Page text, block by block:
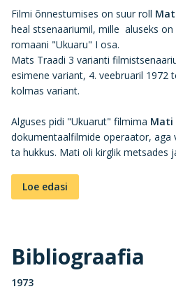
Filmi õnnestumises on suur roll
heal stsenaariumil, mille aluseks on
romaani "Ukuaru" I osa.
Mats Traadi 3 varianti
esimene variant, 4. veebruaril 1972
kolmas variant.
Alguses pidi "Ukuarut" filmima Mati
dokumentaalfilmide operaator, aga
ta hukkus. Mati oli kirglik metsades
Loe edasi
Bibliograafia
1973